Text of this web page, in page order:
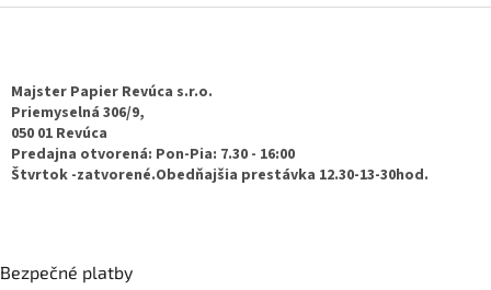
Majster Papier Revúca s.r.o.
Priemyselná 306/9,
050 01 Revúca
Predajna otvorená: Pon-Pia: 7.30 - 16:00
Štvrtok -zatvorené.Obedňajšia prestávka 12.30-13-30hod.
Bezpečné platby